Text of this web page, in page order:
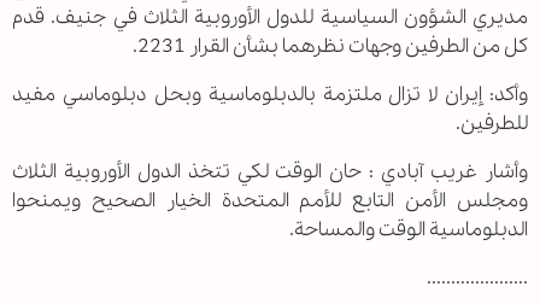
مديري الشؤون السياسية للدول الأوروبية الثلاث في جنيف. قدم
كل من الطرفين وجهات نظرهما بشأن القرار 2231.
وأكد: إيران لا تزال ملتزمة بالدبلوماسية وبحل دبلوماسي مفيد
للطرفين.
وأشار غريب آبادي : حان الوقت لكي تتخذ الدول الأوروبية الثلاث
ومجلس الأمن التابع للأمم المتحدة الخيار الصحيح ويمنحوا
الدبلوماسية الوقت والمساحة.
.....................